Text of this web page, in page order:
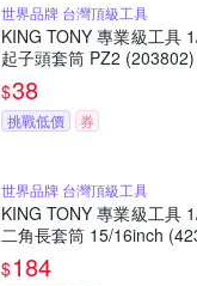
世界品牌 台灣頂級工具
KING TONY 專業級工具
起子頭套筒 PZ2 (203802)
$38
挑戰低價 券
世界品牌 台灣頂級工具
KING TONY 專業級工具
二角長套筒 15/16inch
$184